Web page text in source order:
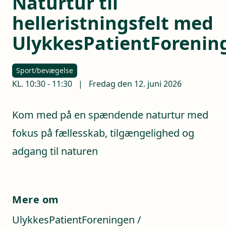
helleristningsfelt med
Sport/bevægelse
KL. 10:30- 11:30 | Fredag den 12. juni 2026
Kom med på en spændende naturtur med
fokus på fællesskab, tilgængelighed og
adgang til naturen
Mere om
UlykkesPatientForeningen /